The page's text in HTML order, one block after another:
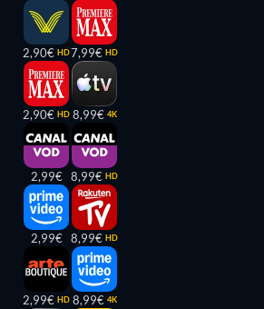
2,90€ HD
2,90€ HD
2,99€
2,99€
2,99€ HD
7,99€ HD
8,99€ 4K
8,99€ HD
8,99€ HD
8,99€ 4K